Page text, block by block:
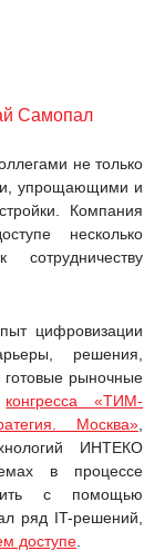
Самопал
не только
упрощающими и
Компания
несколько
цифровизации
решения,
рыночные
конгресса «ТИМ-
Москва»
ИНТЕКО
в процессе
с помощью
ряд IT-решений,
доступе